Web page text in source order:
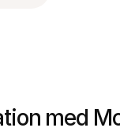
med